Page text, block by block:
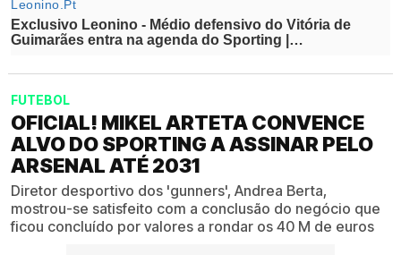
FUTEBOL
OFICIAL! MIKEL ARTETA CONVENCE
ALVO DO SPORTING A ASSINAR PELO
ARSENAL ATÉ 2031
Diretor desportivo dos 'gunners', Andrea Berta,
mostrou-se satisfeito com a conclusão do negócio que
ficou concluído por valores a rondar os 40 M de euros